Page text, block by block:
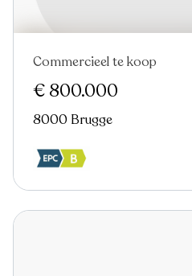
Nieuw
Commercieel te koop
€ 800.000
8000 Brugge